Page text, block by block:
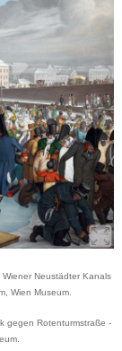
Neustädter Kanals
Wien Museum.
gegen Rotenturmstraße -